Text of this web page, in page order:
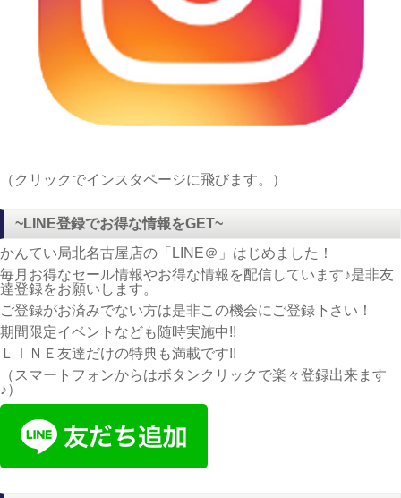
（クリックでインスタページに飛びます。）
~LINE登録でお得な情報をGET~
かんてい局北名古屋店の「LINE＠」はじめました！
毎月お得なセール情報やお得な情報を配信しています♪是非友
達登録をお願いします。
ご登録がお済みでない方は是非この機会にご登録下さい！
期間限定イベントなども随時実施中!!
ＬＩＮＥ友達だけの特典も満載です!!
（スマートフォンからはボタンクリックで楽々登録出来ます
♪）